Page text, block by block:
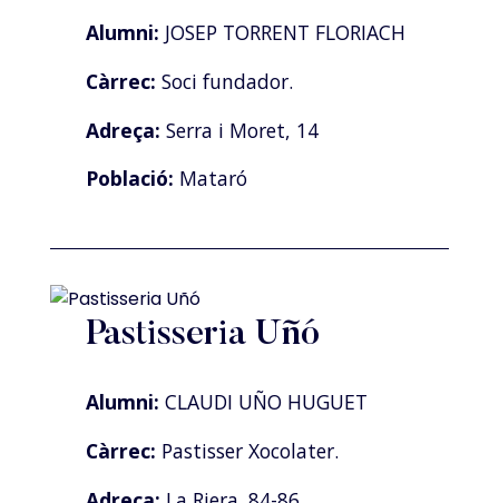
Alumni: JOSEP TORRENT FLORIACH
Càrrec: Soci fundador.
Adreça: Serra i Moret, 14
Població: Mataró
Pastisseria Uñó
Alumni: CLAUDI UÑO HUGUET
Càrrec: Pastisser Xocolater.